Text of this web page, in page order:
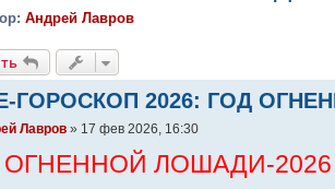
Андрей Лавров
ГОРОСКОП 2026: ГОД
Лавров» 17 фев 2026, 16:30
ОГНЕННОЙ ЛОШАДИ-2026